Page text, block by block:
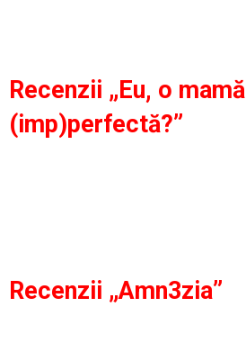
Recenzii „Eu, o mamă
(imp)perfectă?”
Recenzii „Amn3zia”